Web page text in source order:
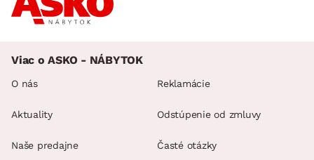
Viac o ASKO - NÁBYTOK
O nás
Aktuality
Naše predajne
Reklamácie
Odstúpenie od zmluvy
Časté otázky